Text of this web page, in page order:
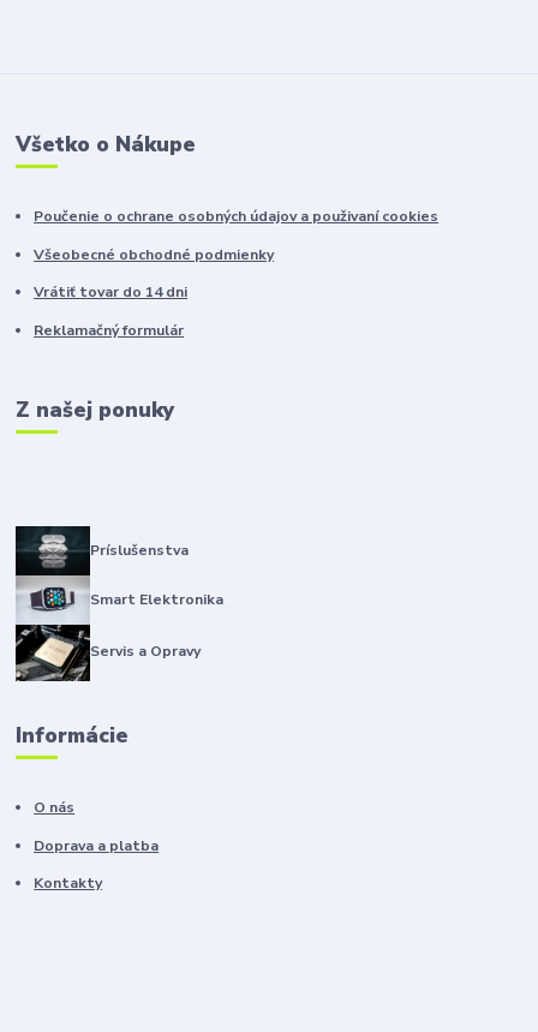
Všetko o Nákupe
Poučenie o ochrane osobných údajov a použivaní cookies
Všeobecné obchodné podmienky
Vrátiť tovar do 14 dni
Reklamačný formulár
Z našej ponuky
Príslušenstva
Smart Elektronika
Servis a Opravy
Informácie
O nás
Doprava a platba
Kontakty